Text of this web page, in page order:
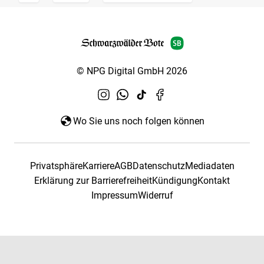
© NPG Digital GmbH 2026
Wo Sie uns noch folgen können
PrivatsphäreKarriereAGBDatenschutzMediadaten
Erklärung zur BarrierefreiheitKündigungKontakt
ImpressumWiderruf